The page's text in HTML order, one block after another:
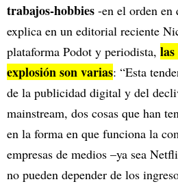
trabajos-hobbies -en el orden en
explica en un editorial reciente
plataforma Podot y periodista,
explosión son varias: “Esta
de la publicidad digital y del
mainstream, dos cosas que han
en la forma en que funciona la
empresas de medios –ya sea
no pueden depender de los